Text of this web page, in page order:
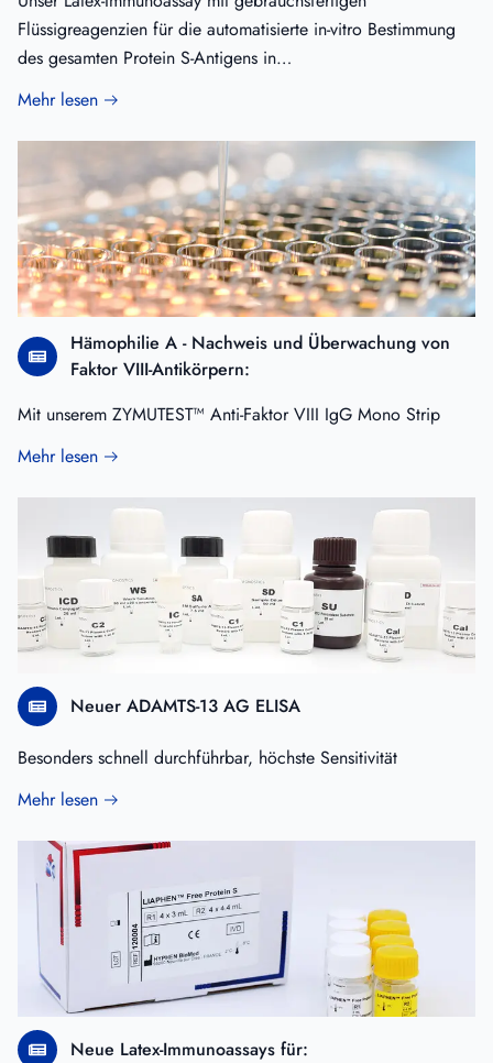
Flüssigreagenzien für die automatisierte in-vitro Bestimmung
des gesamten Protein S-Antigens in…
Mehr lesen
Hämophilie A - Nachweis und Überwachung von
Faktor VIII-Antikörpern:
Mit unserem ZYMUTEST™ Anti-Faktor VIII IgG Mono Strip
Mehr lesen
Neuer ADAMTS-13 AG ELISA
Besonders schnell durchführbar, höchste Sensitivität
Mehr lesen
Neue Latex-Immunoassays für: